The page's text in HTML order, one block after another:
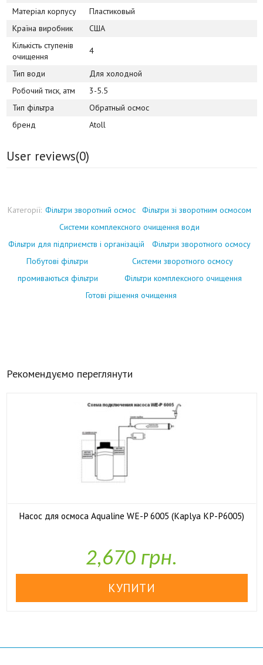
Матеріал корпусу
Пластиковый
Країна виробник
США
Кількість ступенів
очищення
4
Тип води
Для холодной
Робочий тиск, атм
3-5.5
Тип фільтра
Обратный осмос
бренд
Atoll
User reviews(0)
Категорії: Фільтри зворотний осмос
Фільтри зі зворотним осмосом
Системи комплексного очищення води
Фільтри для підприємств і організацій
Фільтри зворотного осмосу
Побутові фільтри
Системи зворотного осмосу
промиваються фільтри
Фільтри комплексного очищення
Готові рішення очищення
Рекомендуємо переглянути
Насос для осмоса Aqualine WE-P 6005 (Kaplya KP-P6005)
2,670 грн.